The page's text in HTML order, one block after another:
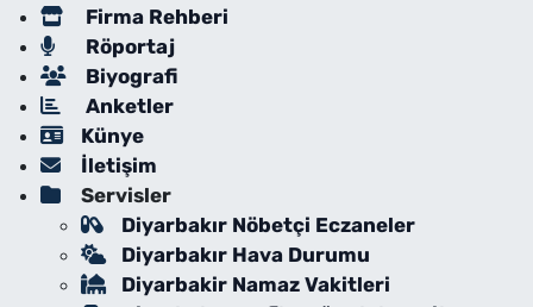
Firma Rehberi
Röportaj
Biyografi
Anketler
Künye
İletişim
Servisler
Diyarbakır Nöbetçi Eczaneler
Diyarbakır Hava Durumu
Diyarbakir Namaz Vakitleri